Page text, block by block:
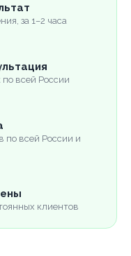
за 1–2 часа
всей России
по всей России и
клиентов